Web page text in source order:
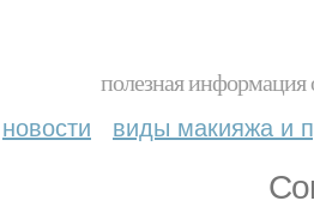
полезная информация
новости виды макияжа и